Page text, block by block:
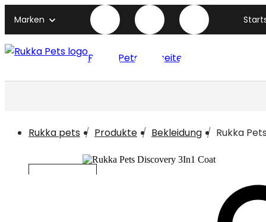
Marken
Rukka Pets titelseite
Rukka pets Produkte Bekleidung Rukka